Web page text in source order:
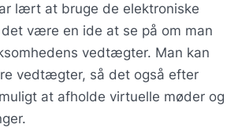
lært at bruge de elektroniske
være en ide at se på om man
vedtægter. Man kan
vedtægter, så det også efter
at afholde virtuelle møder og